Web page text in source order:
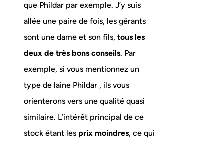
que Phildar par exemple. J’y suis
allée une paire de fois, les gérants
sont une dame et son fils, tous les
deux de très bons conseils. Par
exemple, si vous mentionnez un
type de laine Phildar , ils vous
orienterons vers une qualité quasi
similaire. L’intérêt principal de ce
stock étant les prix moindres, ce qui